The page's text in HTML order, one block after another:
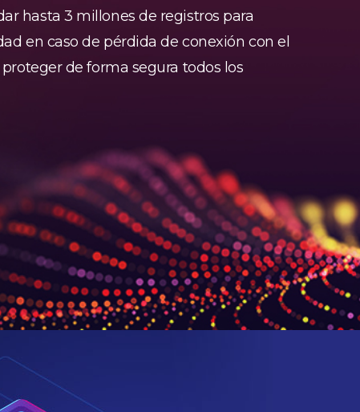
hasta 3 millones de registros para
en caso de pérdida de conexión con el
de forma segura todos los